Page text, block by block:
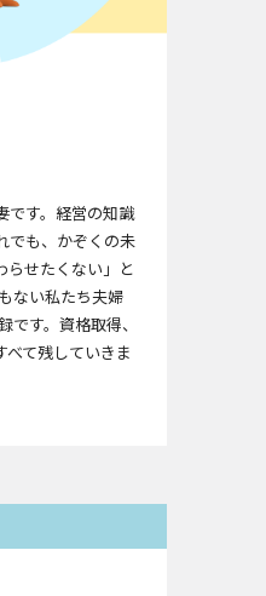
です。経営の知識
でも、かぞくの未
らせたくない」と
ない私たち夫婦
です。資格取得、
て残していきま